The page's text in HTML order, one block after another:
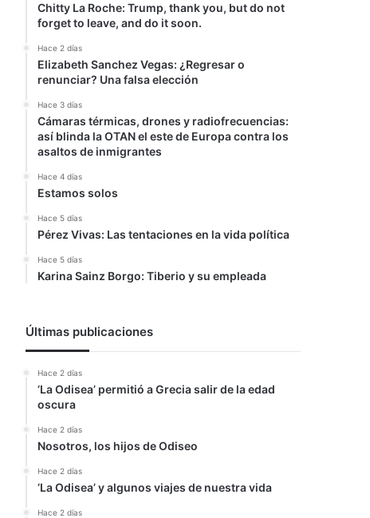
Chitty La Roche: Trump, thank you, but do not
forget to leave, and do it soon.
Hace 2 días
Elizabeth Sanchez Vegas: ¿Regresar o
renunciar? Una falsa elección
Hace 3 días
Cámaras térmicas, drones y radiofrecuencias:
así blinda la OTAN el este de Europa contra los
asaltos de inmigrantes
Hace 4 días
Estamos solos
Hace 5 días
Pérez Vivas: Las tentaciones en la vida política
Hace 5 días
Karina Sainz Borgo: Tiberio y su empleada
Últimas publicaciones
Hace 2 días
‘La Odisea’ permitió a Grecia salir de la edad
oscura
Hace 2 días
Nosotros, los hijos de Odiseo
Hace 2 días
‘La Odisea’ y algunos viajes de nuestra vida
Hace 2 días